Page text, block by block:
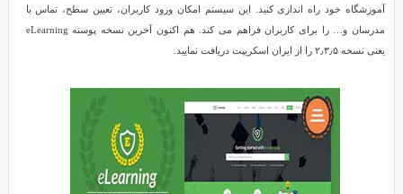
آموزشگاه خود راه اندازی کنید. این سیستم امکان ورود کاربران، تعیین سطح، تماس با
مدرسان و… را برای کاربران فراهم می کند. هم اکنون آخرین نسخه پوسته eLearning
یعنی نسخه ۲٫۳٫۵ را از ایران اسکریپت دریافت نمایید.